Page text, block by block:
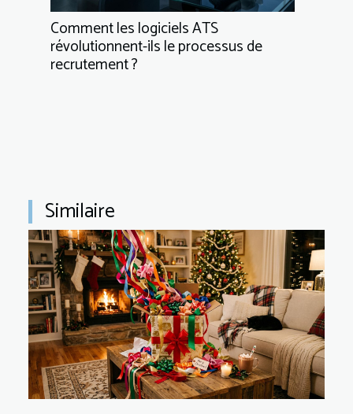
Comment les logiciels ATS
révolutionnent-ils le processus de
recrutement ?
Similaire